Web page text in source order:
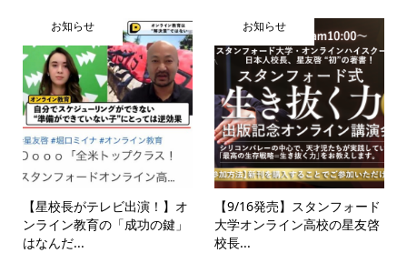
お知らせ
【星校長がテレビ出演！】オ
ンライン教育の「成功の鍵」
はなんだ...
お知らせ
【9/16発売】スタンフォード
大学オンライン高校の星友啓
校長...